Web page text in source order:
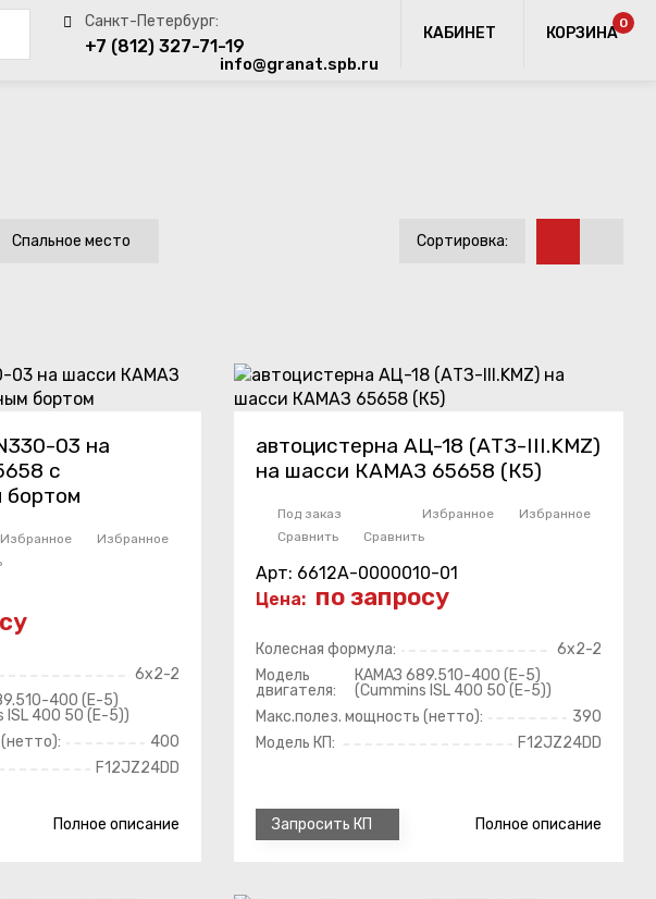
+7 (812) 327-71-19
info@granat.spb.ru
КАБИНЕТ КОРЗИНА
0
Спальное место Сортировка:
03 на
с
бортом
Избранное
Избранное
6x2-2
400 (Е-5)
ISL 400 50 (Е-5))
400
F12JZ24DD
Полное описание
автоцистерна АЦ-18 (АТЗ-III.KMZ)
на шасси КАМАЗ 65658 (К5)
Под заказ Избранное
Избранное
Сравнить
Сравнить
Арт: 6612A-0000010-01
Цена: по запросу
Колесная формула:
6x2-2
Модель
двигателя:
КАМАЗ 689.510-400 (Е-5)
(Cummins ISL 400 50 (Е-5))
Макс.полез. мощность (нетто):
390
Модель КП:
F12JZ24DD
Запросить КП Полное описание